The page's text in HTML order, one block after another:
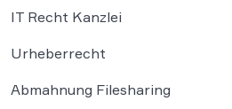
IT Recht Kanzlei
Urheberrecht
Abmahnung Filesharing